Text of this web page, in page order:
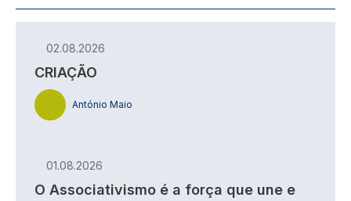
02.08.2026
CRIAÇÃO
António Maio
01.08.2026
O Associativismo é a força que une e